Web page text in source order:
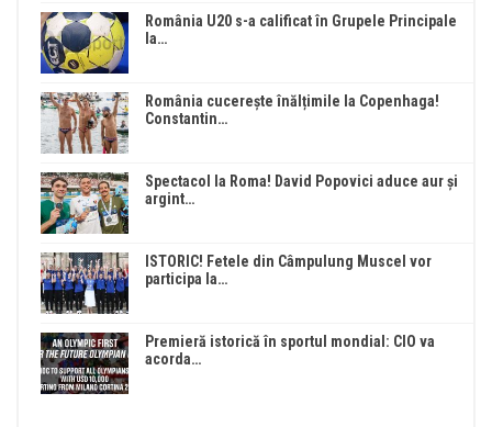
România U20 s-a calificat în Grupele Principale
la…
România cucerește înălțimile la Copenhaga!
Constantin…
Spectacol la Roma! David Popovici aduce aur și
argint…
ISTORIC! Fetele din Câmpulung Muscel vor
participa la…
Premieră istorică în sportul mondial: CIO va
acorda…